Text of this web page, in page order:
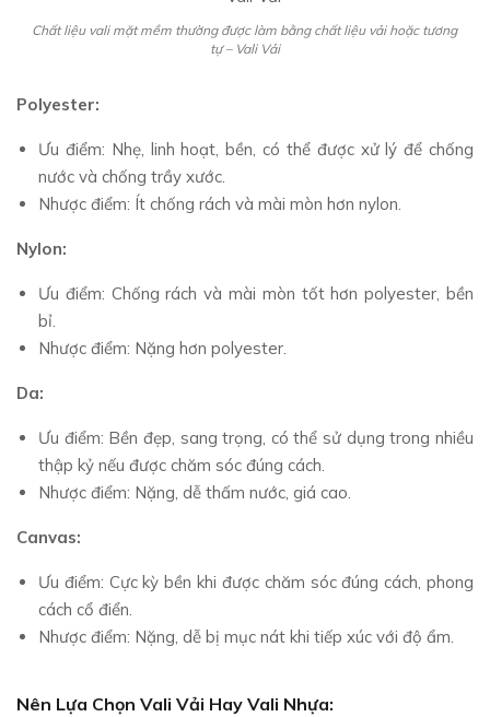
Chất liệu vali mặt mềm thường được làm bằng chất liệu vải hoặc tương
tự – Vali Vải
Polyester:
Ưu điểm: Nhẹ, linh hoạt, bền, có thể được xử lý để chống
nước và chống trầy xước.
Nhược điểm: Ít chống rách và mài mòn hơn nylon.
Nylon:
Ưu điểm: Chống rách và mài mòn tốt hơn polyester, bền
bỉ.
Nhược điểm: Nặng hơn polyester.
Da:
Ưu điểm: Bền đẹp, sang trọng, có thể sử dụng trong nhiều
thập kỷ nếu được chăm sóc đúng cách.
Nhược điểm: Nặng, dễ thấm nước, giá cao.
Canvas:
Ưu điểm: Cực kỳ bền khi được chăm sóc đúng cách, phong
cách cổ điển.
Nhược điểm: Nặng, dễ bị mục nát khi tiếp xúc với độ ẩm.
Nên Lựa Chọn Vali Vải Hay Vali Nhựa: